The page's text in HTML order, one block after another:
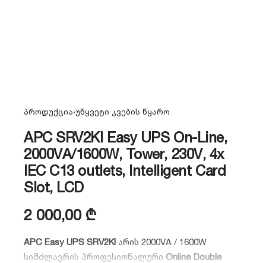
პროდუქცია›უწყვეტი კვების წყარო
APC SRV2KI Easy UPS On-Line,
2000VA/1600W, Tower, 230V, 4x
IEC C13 outlets, Intelligent Card
Slot, LCD
2 000,00 ₾
APC Easy UPS SRV2KI არის 2000VA / 1600W
სიმძლავრის პროფესიონალური Online Double